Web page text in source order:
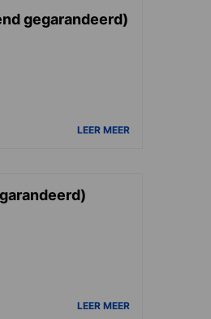
gegarandeerd)
LEER MEER
LEER MEER